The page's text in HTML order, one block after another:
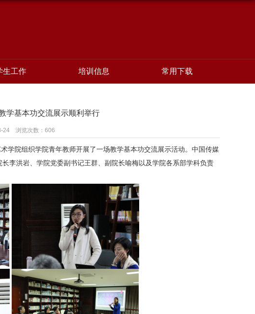
生工作 培训信息 常用下载
学基本功交流展示顺利举行
24 浏览次数： 606
学院组织学院青年教师开展了一场教学基本功交流展示活动。中国传媒
李洪岩、学院党委副书记王群、副院长喻梅以及学院各系部学科负责